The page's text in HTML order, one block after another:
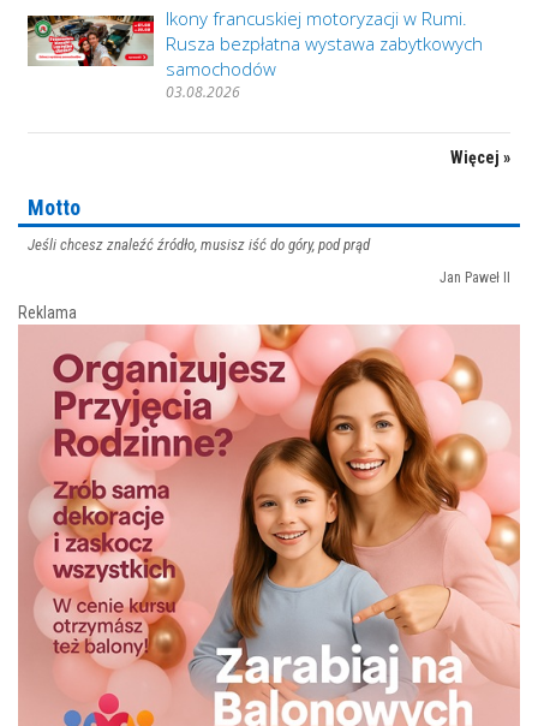
Ikony francuskiej motoryzacji w Rumi.
Rusza bezpłatna wystawa zabytkowych
samochodów
03.08.2026
Więcej »
Motto
Jeśli chcesz znaleźć źródło, musisz iść do góry, pod prąd
Jan Paweł II
Reklama